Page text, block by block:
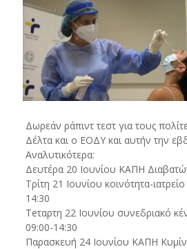
Δωρεάν ράπιντ τεστ για τους
Δέλτα και ο ΕΟΔΥ και αυτήν την
Αναλυτικότερα:
Δευτέρα 20 Ιουνίου ΚΑΠΗ
Τρίτη 21 Ιουνίου κοινότητα-
14:30
Τeταρτη 22 Ιουνίου συνεδριακό
09:00-14:30
Παρασκευή 24 Ιουνίου ΚΑΠΗ